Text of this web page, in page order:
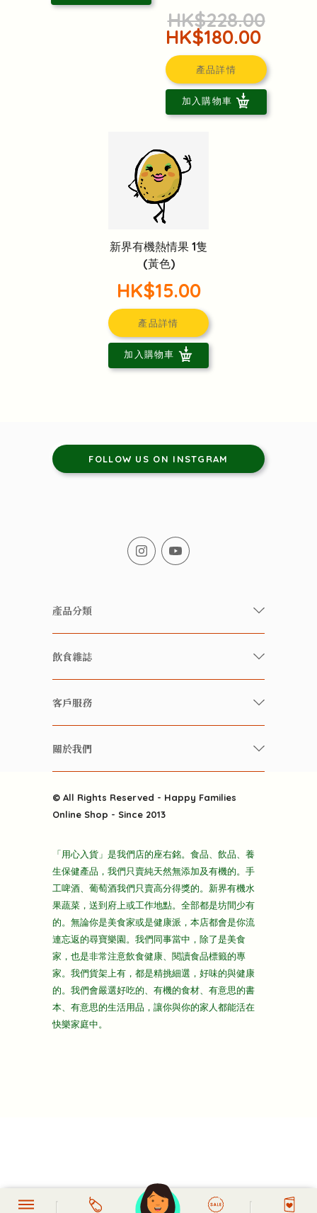
HK$228.00
HK$180.00
產品詳情
加入購物車
新界有機熱情果 1隻
(黃色)
HK$15.00
產品詳情
加入購物車
FOLLOW US ON INSTGRAM
產品分類
有機/無農藥新鮮蔬果
有機 / 無添加飲品
養生保健好東西
酒類
雜貨部
折上折大特價
主頁
飲食雜誌
快樂家庭 飲食雜誌
雲南搜食記
粒粒皆辛苦
快樂電視台
客戶服務
常見問題
關於我們
送貨
隱私政策
© All Rights Reserved - Happy Families
Online Shop - Since 2013
「用心入貨」是我們店的座右銘。食品、飲品、養
生保健產品，我們只賣純天然無添加及有機的。手
工啤酒、葡萄酒我們只賣高分得獎的。新界有機水
果蔬菜，送到府上或工作地點。全部都是坊間少有
的。無論你是美食家或是健康派，本店都會是你流
連忘返的尋寶樂園。我們同事當中，除了是美食
家，也是非常注意飲食健康、閱讀食品標籤的專
家。我們貨架上有，都是精挑細選，好味的與健康
的。我們會嚴選好吃的、有機的食材、有意思的書
本、有意思的生活用品，讓你與你的家人都能活在
快樂家庭中。